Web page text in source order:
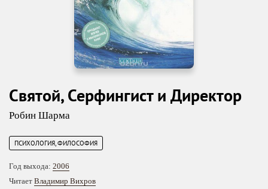
Святой, Серфингист и Директор
Робин Шарма
ПСИХОЛОГИЯ, ФИЛОСОФИЯ
Год выхода: 2006
Читает Владимир Вихров